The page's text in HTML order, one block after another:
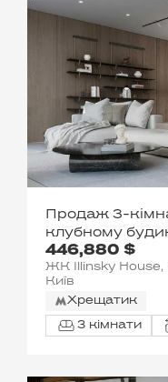
446,880 $
Продаж 3-
клубному
House, Поділ
ЖК Illinsky House,
Київ
Хрещатик
3 кімнати